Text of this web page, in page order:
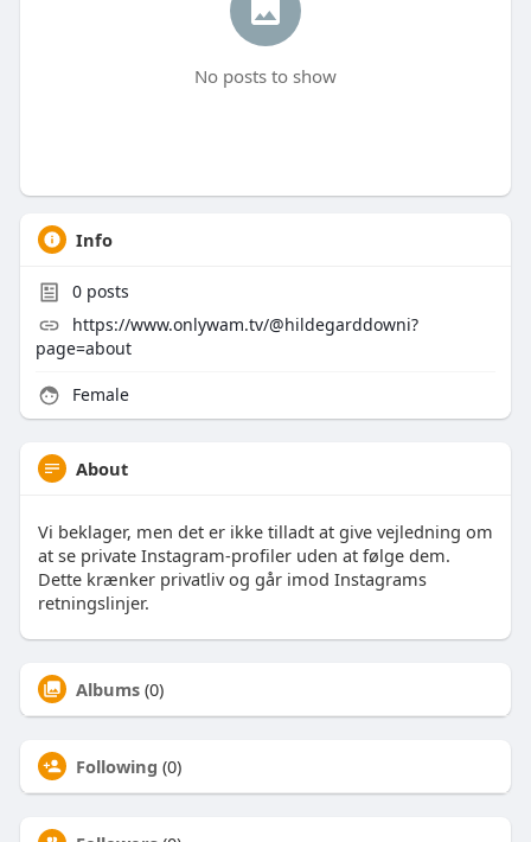
No posts to show
Info
0posts
https://www.onlywam.tv/@hildegarddowni?
page=about
Female
About
Vi beklager, men det er ikke tilladt at give vejledning om
at se private Instagram-profiler uden at følge dem.
Dette krænker privatliv og går imod Instagrams
retningslinjer.
Albums (0)
Following (0)